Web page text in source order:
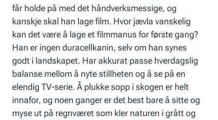
får holde på med det håndverksmessige, og
kanskje skal han lage film. Hvor jævla vanskelig
kan det være å lage et filmmanus for første gang?
Han er ingen duracellkanin, selv om han synes
godt i landskapet. Har akkurat passe hverdagslig
balanse mellom å nyte stillheten og å se på en
elendig TV-serie. Å plukke sopp i skogen er helt
innafor, og noen ganger er det best bare å sitte og
myse ut på regnværet som kler naturen i grått og